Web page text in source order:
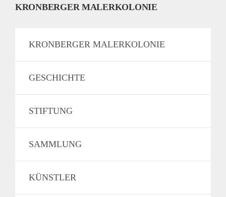
KRONBERGER MALERKOLONIE
KRONBERGER MALERKOLONIE
GESCHICHTE
STIFTUNG
SAMMLUNG
KÜNSTLER